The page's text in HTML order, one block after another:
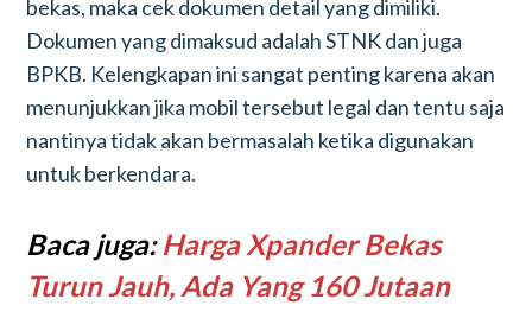
bekas, maka cek dokumen detail yang dimiliki.
Dokumen yang dimaksud adalah STNK dan juga
BPKB. Kelengkapan ini sangat penting karena akan
menunjukkan jika mobil tersebut legal dan tentu saja
nantinya tidak akan bermasalah ketika digunakan
untuk berkendara.
Baca juga:Harga Xpander Bekas
Turun Jauh, Ada Yang 160 Jutaan